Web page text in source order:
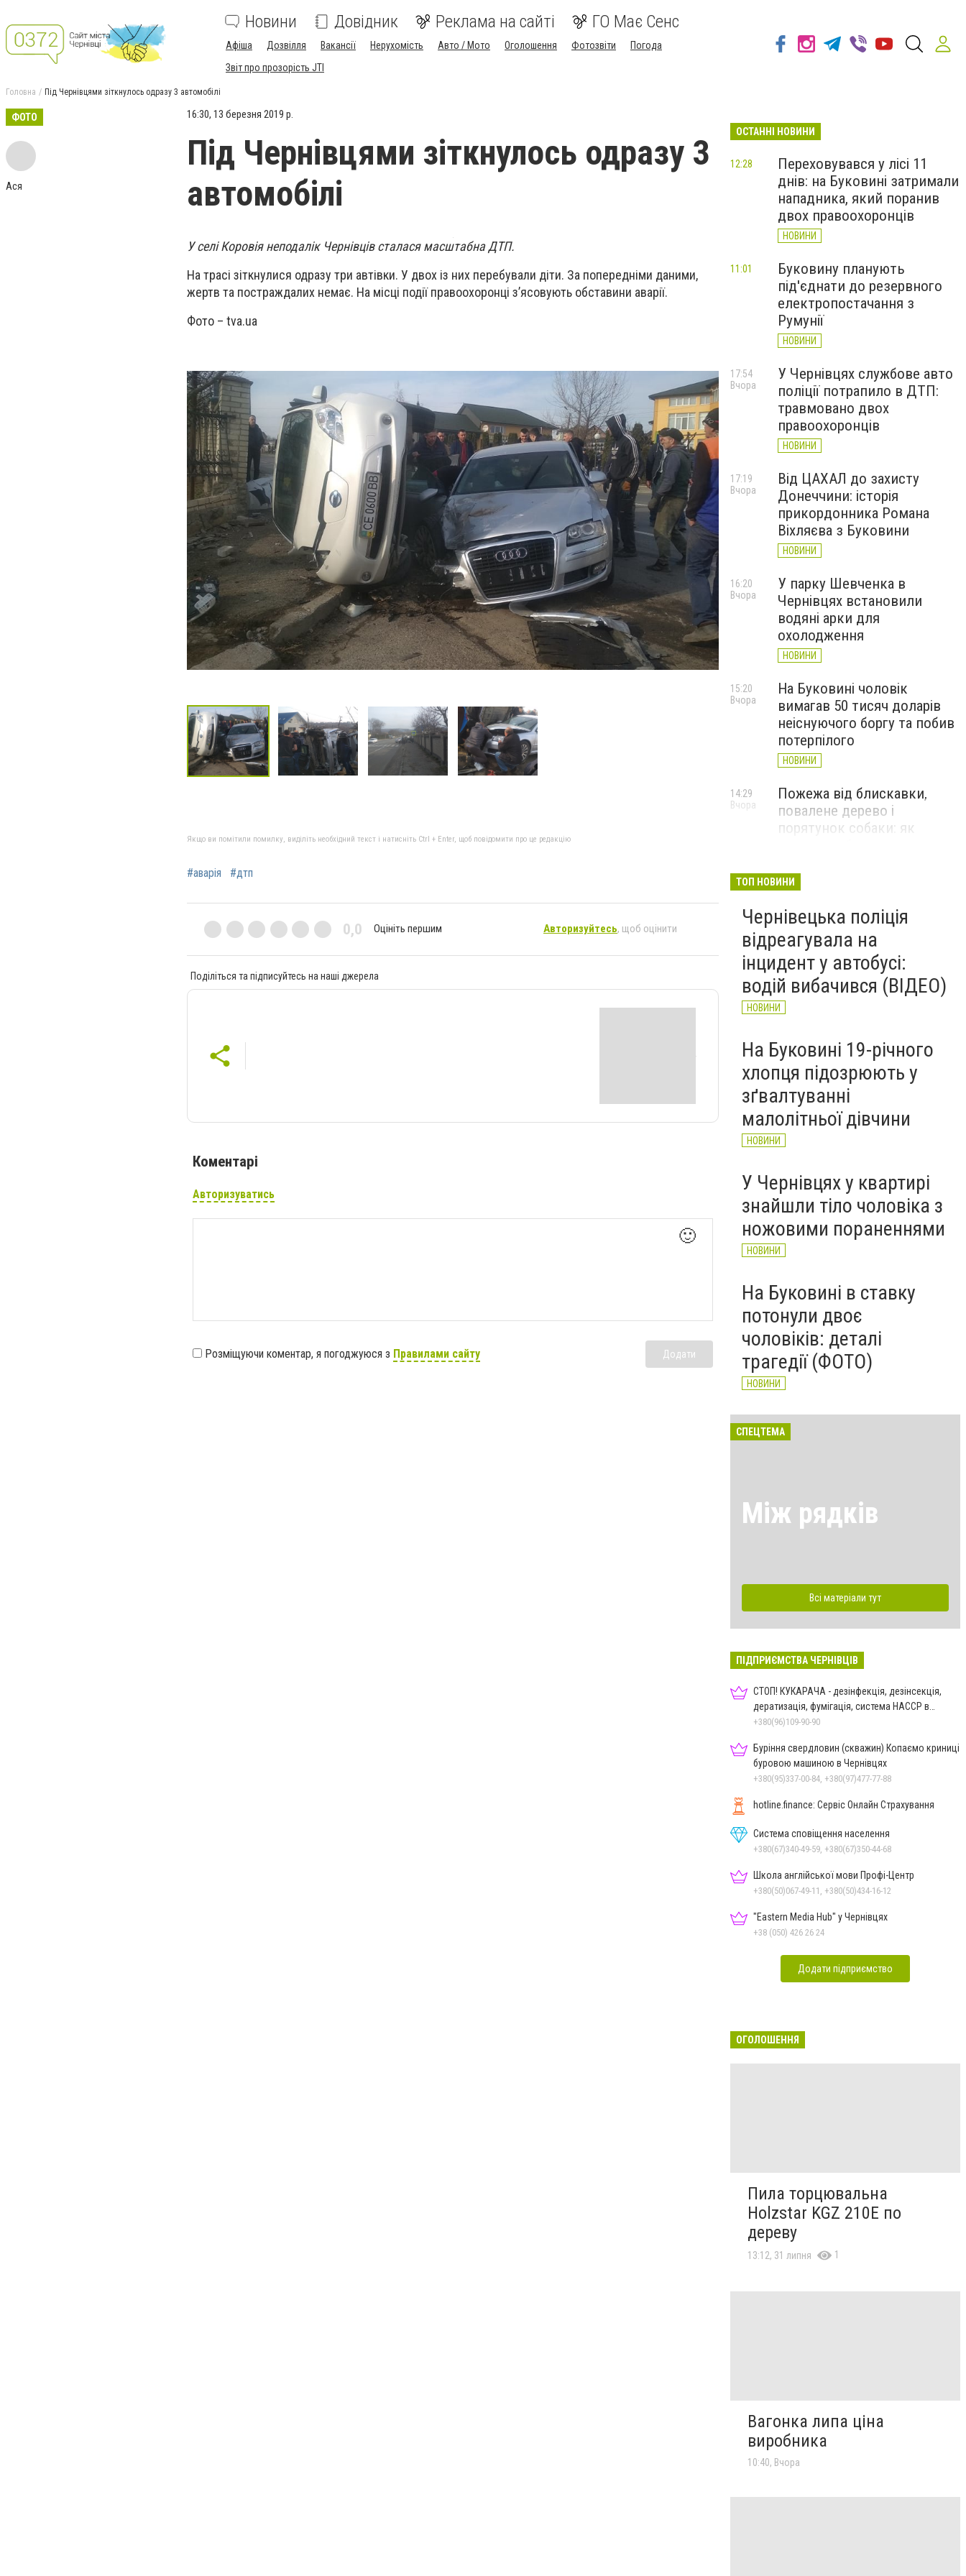
Новини Довідник Реклама на сайті ГО Має Сенс
Афіша Дозвілля Вакансії Нерухомість Авто / Мото Оголошення Фотозвіти
Погода
Звіт про прозорість JTI
Головна Під Чернівцями зіткнулось одразу 3 автомобілі
ФОТО
Ася
16:30, 13 березня 2019 р.
Під Чернівцями зіткнулось одразу 3
автомобілі
У селі Коровія неподалік Чернівців сталася масштабна ДТП.
На трасі зіткнулися одразу три автівки. У двох із них перебували діти. За попередніми даними,
жертв та постраждалих немає. На місці події правоохоронці з’ясовують обставини аварії.
Фото – tva.ua
Якщо ви помітили помилку, виділіть необхідний текст і натисніть Ctrl + Enter, щоб повідомити про це редакцію
#аварія #дтп
0,0 Оцініть першим Авторизуйтесь, щоб оцінити
Поділіться та підписуйтесь на наші джерела
Коментарі
Авторизуватись
🙂
Розміщуючи коментар, я погоджуюся з Правилами сайту Додати
ОСТАННІ НОВИНИ
Переховувався у лісі 11
днів: на Буковині затримали
нападника, який поранив
двох правоохоронців
НОВИНИ
12:28
Буковину планують
під'єднати до резервного
електропостачання з
Румунії
НОВИНИ
11:01
У Чернівцях службове авто
поліції потрапило в ДТП:
травмовано двох
правоохоронців
НОВИНИ
17:54
Вчора
Від ЦАХАЛ до захисту
Донеччини: історія
прикордонника Романа
Віхляєва з Буковини
НОВИНИ
17:19
Вчора
У парку Шевченка в
Чернівцях встановили
водяні арки для
охолодження
НОВИНИ
16:20
Вчора
На Буковині чоловік
вимагав 50 тисяч доларів
неіснуючого боргу та побив
потерпілого
НОВИНИ
15:20
Вчора
Пожежа від блискавки,
повалене дерево і
порятунок собаки: як
НОВИНИ
14:29
Вчора
Захисник із Буковини
Денис Прокопів отримав
«Золотий хрест»
Головнокомандувача ЗСУ
НОВИНИ
13:24
Вчора
ТОП НОВИНИ
Чернівецька поліція
відреагувала на
інцидент у автобусі:
водій вибачився (ВІДЕО)
НОВИНИ
На Буковині 19-річного
хлопця підозрюють у
зґвалтуванні
малолітньої дівчини
НОВИНИ
У Чернівцях у квартирі
знайшли тіло чоловіка з
ножовими пораненнями
НОВИНИ
На Буковині в ставку
потонули двоє
чоловіків: деталі
трагедії (ФОТО)
НОВИНИ
СПЕЦТЕМА
Між рядків
Всі матеріали тут
ПІДПРИЄМСТВА ЧЕРНІВЦІВ
СТОП! КУКАРАЧА - дезінфекція, дезінсекція,
дератизація, фумігація, система HACCP в
Чернівцях
+380(96)109-90-90
Буріння свердловин (скважин) Копаємо криниці
буровою машиною в Чернівцях
+380(95)337-00-84, +380(97)477-77-88
hotline.finance: Сервіс Онлайн Страхування
Система сповіщення населення
+380(67)340-49-59, +380(67)350-44-68
Школа англійської мови Профі-Центр
+380(50)067-49-11, +380(50)434-16-12
"Eastern Media Hub" у Чернівцях
+38 (050) 426 26 24
Додати підприємство
ОГОЛОШЕННЯ
Пила торцювальна
Holzstar KGZ 210E по
дереву
13:12, 31 липня 1
Вагонка липа ціна
виробника
10:40, Вчора